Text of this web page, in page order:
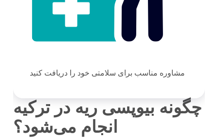
مشاوره مناسب برای سلامتی خود را دریافت کنید
چگونه بیوپسی ریه در ترکیه
انجام می‌شود؟